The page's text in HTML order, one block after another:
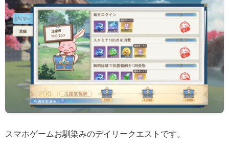
スマホゲームお馴染みのデイリークエストです。